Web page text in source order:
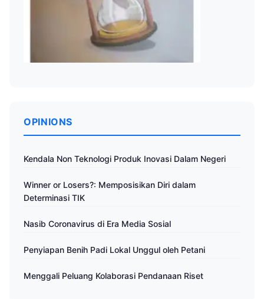
OPINIONS
Kendala Non Teknologi Produk Inovasi Dalam Negeri
Winner or Losers?: Memposisikan Diri dalam
Determinasi TIK
Nasib Coronavirus di Era Media Sosial
Penyiapan Benih Padi Lokal Unggul oleh Petani
Menggali Peluang Kolaborasi Pendanaan Riset